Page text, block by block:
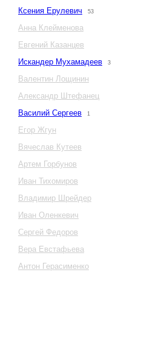
Ксения Ерулевич 53
Анна Клейменова
Евгений Казанцев
Искандер Мухамадеев
3
Валентин Лощинин
Александр Штефанец
Василий Сергеев
1
Егор Жгун
Вячеслав Кутеев
Артем Горбунов
Иван Тихомиров
Владимир Шрейдер
Иван Оленкевич
Сергей Федоров
Вера Евстафьева
Антон Герасименко